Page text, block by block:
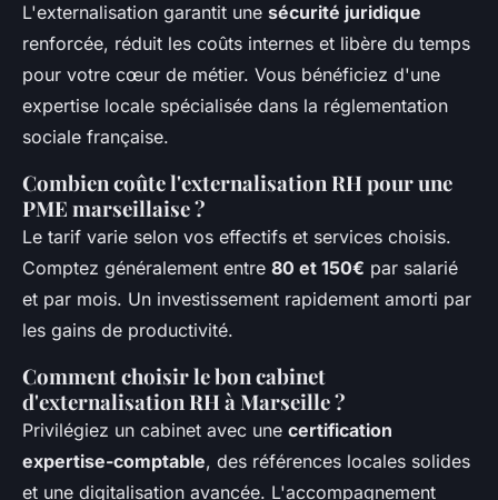
L'externalisation garantit une sécurité juridique
renforcée, réduit les coûts internes et libère du temps
pour votre cœur de métier. Vous bénéficiez d'une
expertise locale spécialisée dans la réglementation
sociale française.
Combien coûte l'externalisation RH pour une
PME marseillaise ?
Le tarif varie selon vos effectifs et services choisis.
Comptez généralement entre 80 et 150€ par salarié
et par mois. Un investissement rapidement amorti par
les gains de productivité.
Comment choisir le bon cabinet
d'externalisation RH à Marseille ?
Privilégiez un cabinet avec une certification
expertise-comptable, des références locales solides
et une digitalisation avancée. L'accompagnement